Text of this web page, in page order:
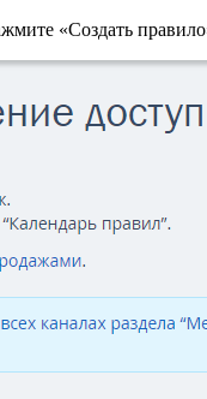
«Создать